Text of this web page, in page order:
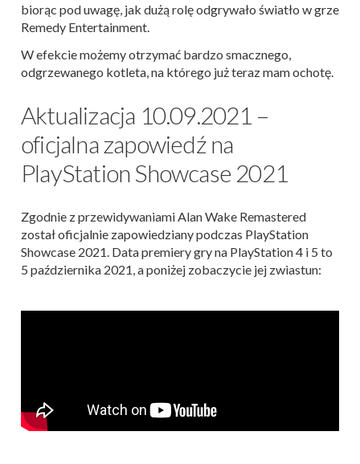
biorąc pod uwagę, jak dużą rolę odgrywało światło w grze
Remedy Entertainment.
W efekcie możemy otrzymać bardzo smacznego,
odgrzewanego kotleta, na którego już teraz mam ochotę.
Aktualizacja 10.09.2021 –
oficjalna zapowiedź na
PlayStation Showcase 2021
Zgodnie z przewidywaniami Alan Wake Remastered
został oficjalnie zapowiedziany podczas PlayStation
Showcase 2021. Data premiery gry na PlayStation 4 i 5 to
5 października 2021, a poniżej zobaczycie jej zwiastun: